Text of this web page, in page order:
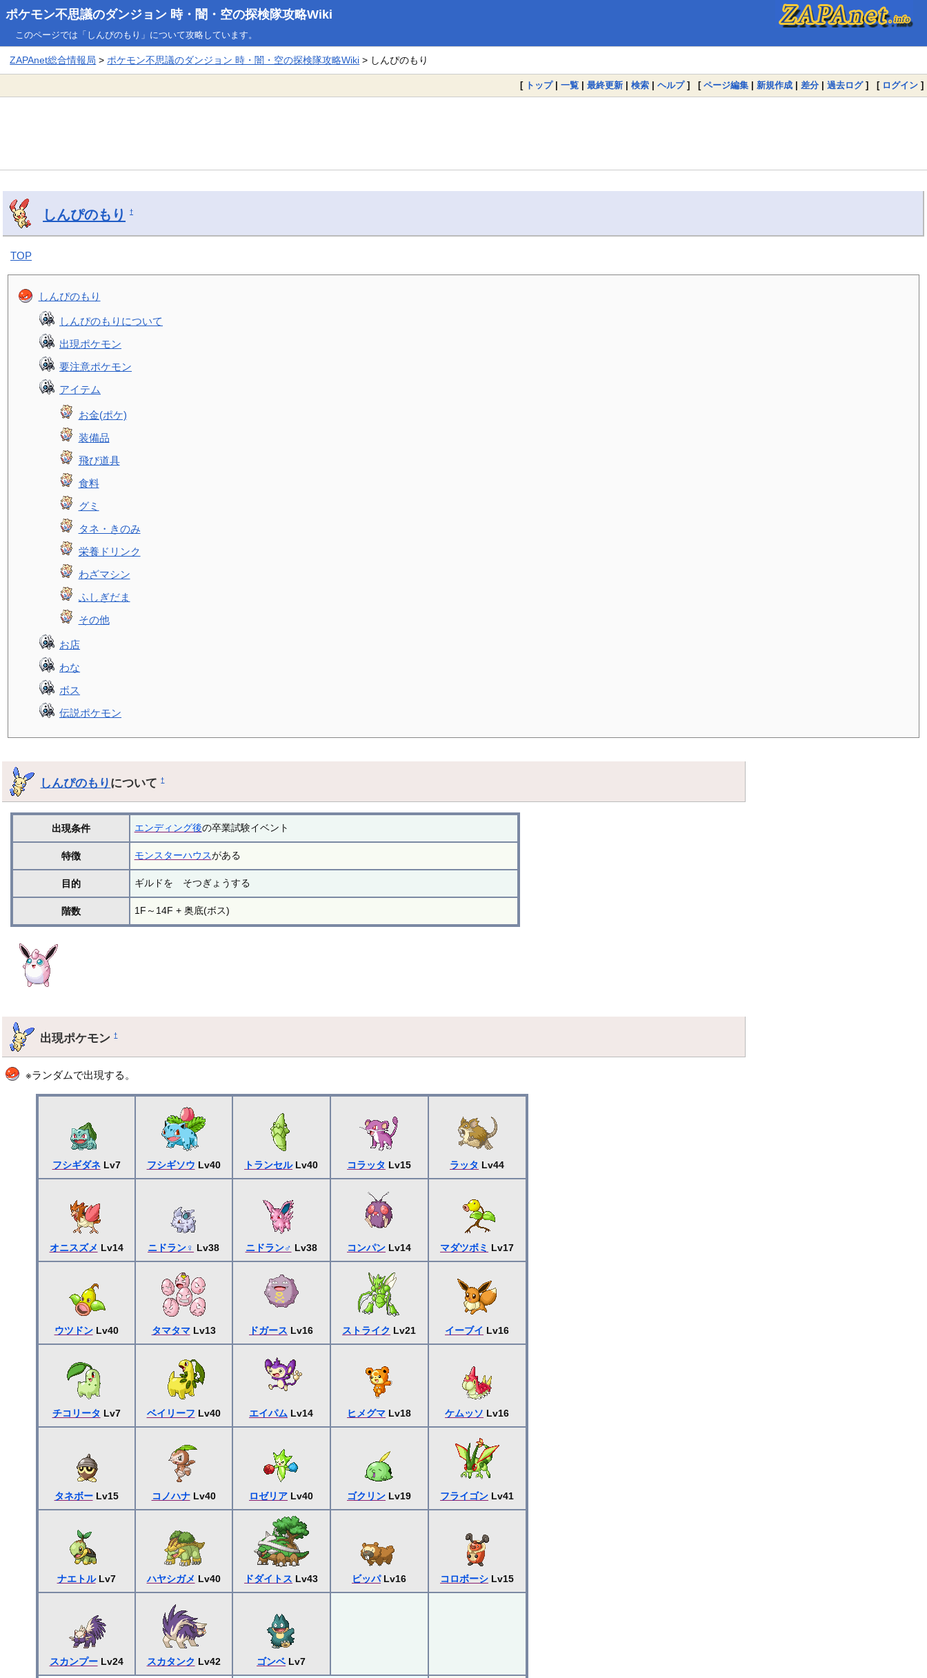
ポケモン不思議のダンジョン 時・闇・空の探検隊攻略Wiki
このページでは「しんぴのもり」について攻略しています。
ZAPAnet総合情報局 >ポケモン不思議のダンジョン 時・闇・空の探検隊攻略Wiki > しんぴのもり
[ トップ| 一覧 | 最終更新 | 検索 | ヘルプ] [ ページ編集 | 新規作成 | 差分 | 過去ログ] [ ログイン ]
しんぴのもり †
TOP
しんぴのもり
しんぴのもりについて
出現ポケモン
要注意ポケモン
アイテム
お金(ポケ)
装備品
飛び道具
食料
グミ
タネ・きのみ
栄養ドリンク
わざマシン
ふしぎだま
その他
お店
わな
ボス
伝説ポケモン
しんぴのもり について†
出現条件 エンディング後の卒業試験イベント
特徴 モンスターハウスがある
目的 ギルドを そつぎょうする
階数 1F～14F + 奥底(ボス)
出現ポケモン†
※ランダムで出現する。
フシギダネLv7 フシギソウ Lv40 トランセルLv40 コラッタ Lv15 ラッタ Lv44
オニスズメ Lv14 ニドラン♀ Lv38 ニドラン♂ Lv38 コンパン Lv14 マダツボミ Lv17
ウツドンLv40 タマタマLv13 ドガース Lv16 ストライク Lv21 イーブイ Lv16
チコリータ Lv7 ベイリーフ Lv40 エイパム Lv14 ヒメグマ Lv18 ケムッソ Lv16
タネボーLv15 コノハナLv40 ロゼリア Lv40 ゴクリン Lv19 フライゴン Lv41
ナエトルLv7 ハヤシガメ Lv40 ドダイトス Lv43 ビッパLv16 コロボーシ Lv15
スカンプーLv24 スカタンク Lv42 ゴンベLv7